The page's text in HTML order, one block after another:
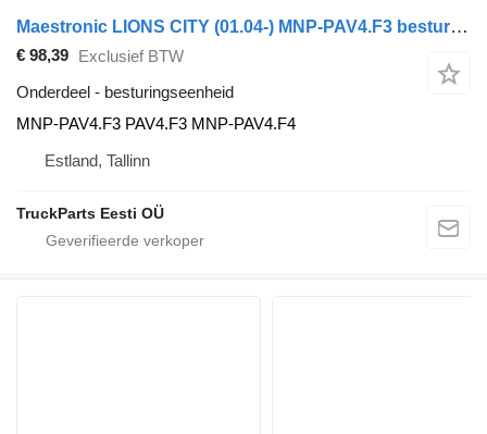
Maestronic LIONS CITY (01.04-) MNP-PAV4.F3 besturingseenheid voor MAN bus
€ 98,39 Exclusief BTW
Onderdeel - besturingseenheid
MNP-PAV4.F3 PAV4.F3 MNP-PAV4.F4
Estland, Tallinn
TruckParts Eesti OÜ